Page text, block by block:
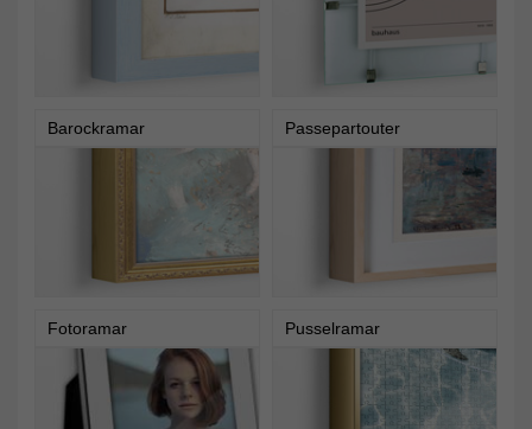
Barockramar Passepartouter
Fotoramar Pusselramar